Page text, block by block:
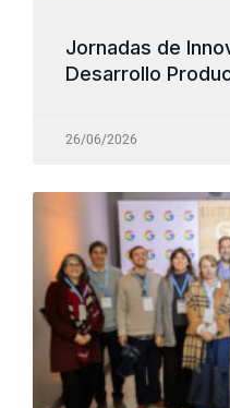
Jornadas de
Desarrollo
26/06/2026